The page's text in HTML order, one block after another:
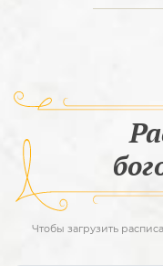
Чтобы загрузить